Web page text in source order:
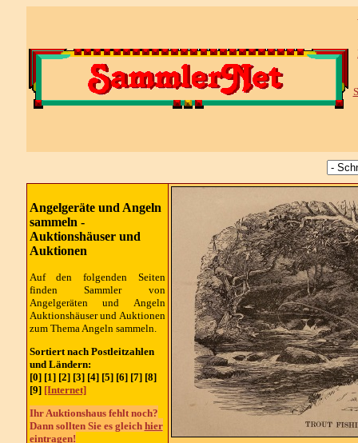
Angelgeräte und Angeln
sammeln -
Auktionshäuser und
Auktionen
Auf den folgenden Seiten
finden Sammler von
Angelgeräten und Angeln
Auktionshäuser und Auktionen
zum Thema Angeln sammeln.
Sortiert nach Postleitzahlen
und Ländern:
[0] [1] [2] [3] [4] [5] [6] [7] [8]
[9] [Internet]
Ihr Auktionshaus fehlt noch?
Dann sollten Sie es gleich hier
eintragen!